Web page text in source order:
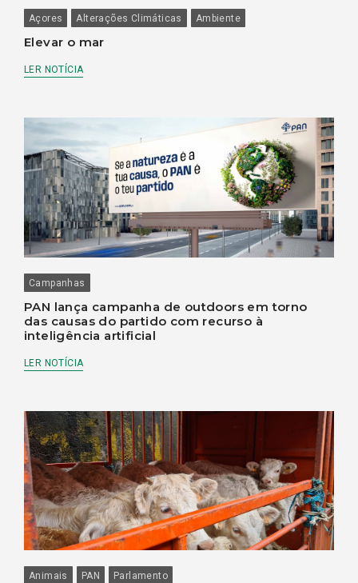
Açores Alterações Climáticas Ambiente
Elevar o mar
LER NOTÍCIA
Campanhas
PAN lança campanha de outdoors em torno
das causas do partido com recurso à
inteligência artificial
LER NOTÍCIA
Animais PAN Parlamento